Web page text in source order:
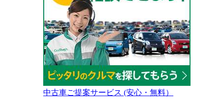
中古車ご提案サービス (安心・無料）